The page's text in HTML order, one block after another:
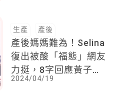
生產 產後
產後媽媽難為！Selina
復出被酸「福態」網友
力挺，8字回應黃子佼
事件超暖
2024/04/19